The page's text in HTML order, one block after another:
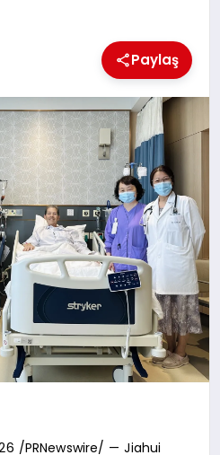
Paylaş
/PRNewswire/ — Jiahui